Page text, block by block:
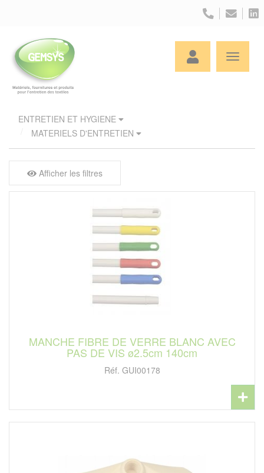
ENTRETIEN ET HYGIENE
MATERIELS D'ENTRETIEN
Afficher les filtres
MANCHE FIBRE DE VERRE BLANC AVEC
PAS DE VIS ø2.5cm 140cm
Réf. GUI00178